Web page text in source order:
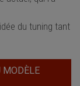
du tuning tant
MODÈLE